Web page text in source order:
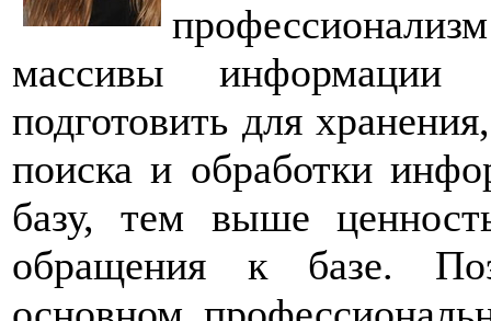
массивы
подготовить для
поиска и обработки
базу, тем выше
обращения к базе.